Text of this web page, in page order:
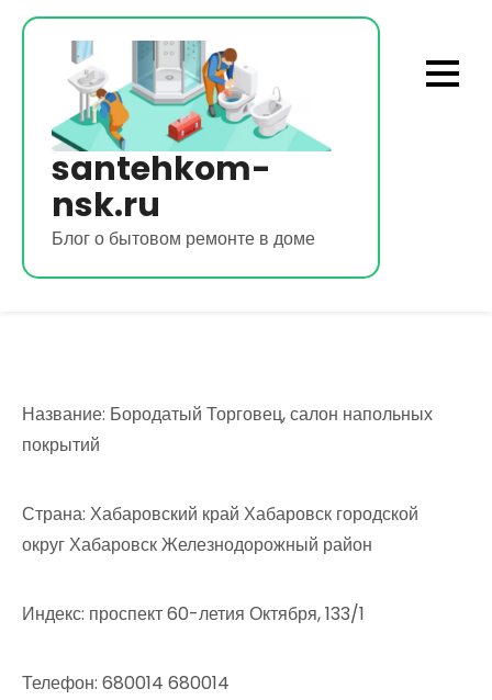
Перейти
содержимому
santehkom-
nsk.ru
Блог о бытовом ремонте в доме
Название: Бородатый Торговец, салон напольных
покрытий
Страна: Хабаровский край Хабаровск городской
округ Хабаровск Железнодорожный район
Индекс: проспект 60-летия Октября, 133/1
Телефон: 680014 680014